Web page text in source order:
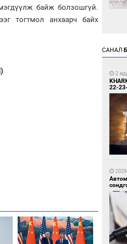
байж болзошгүй.
тогтмол анхаарч байх
14
15
САНАЛ
2
22-